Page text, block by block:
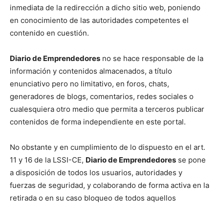
inmediata de la redirección a dicho sitio web, poniendo
en conocimiento de las autoridades competentes el
contenido en cuestión.
Diario de Emprendedores no se hace responsable de la
información y contenidos almacenados, a título
enunciativo pero no limitativo, en foros, chats,
generadores de blogs, comentarios, redes sociales o
cualesquiera otro medio que permita a terceros publicar
contenidos de forma independiente en este portal.
No obstante y en cumplimiento de lo dispuesto en el art.
11 y 16 de la LSSI-CE, Diario de Emprendedores se pone
a disposición de todos los usuarios, autoridades y
fuerzas de seguridad, y colaborando de forma activa en la
retirada o en su caso bloqueo de todos aquellos